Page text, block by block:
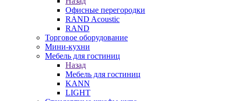
Офисные перегородки
RAND Acoustic
RAND
Торговое оборудование
Мини-кухни
Мебель для гостиниц
Назад
Мебель для гостиниц
KANN
LIGHT